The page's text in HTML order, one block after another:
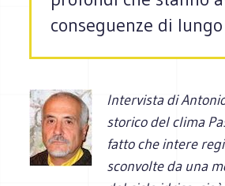
conseguenze di
Intervista di
storico del clima
fatto che intere
sconvolte da una